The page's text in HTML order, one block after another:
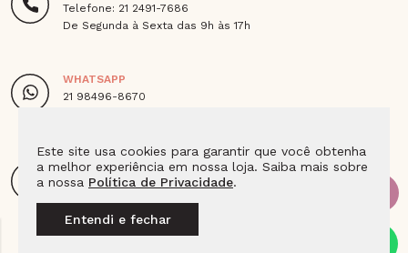
Este site usa cookies para garantir que você obtenha
a melhor experiência em nossa loja. Saiba mais sobre
a nossa Política de Privacidade.
Entendi e fechar
Telefone: 21 2491-7686
De Segunda à Sexta das 9h às 17h
WHATSAPP
21 98496-8670
ENDEREÇO
Av. Das Americas 4666 Loja 115E2 Barra da Tijuca,
Cep - 22640-102 - Rio de Janeiro - RJ